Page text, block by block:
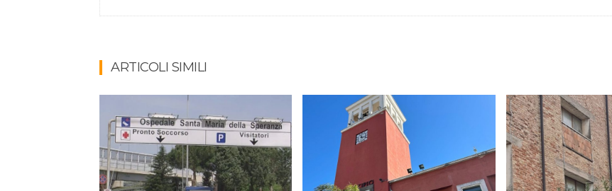
ARTICOLI SIMILI